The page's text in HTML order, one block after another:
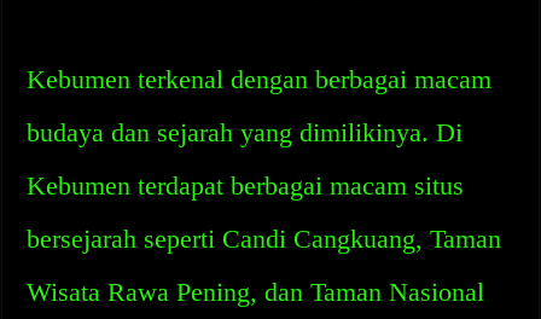
Kebumen terkenal dengan berbagai macam
budaya dan sejarah yang dimilikinya. Di
Kebumen terdapat berbagai macam situs
bersejarah seperti Candi Cangkuang, Taman
Wisata Rawa Pening, dan Taman Nasional